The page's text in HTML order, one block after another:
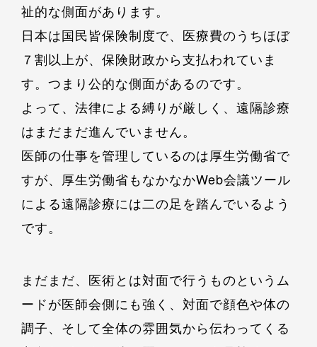
祉的な側面があります。
日本は国民皆保険制度で、医療費のうちほぼ
７割以上が、保険財政から支払われていま
す。つまり公的な側面があるのです。
よって、法律による縛りが厳しく、遠隔診療
はまだまだ進んでいません。
医師の仕事を管理しているのは厚生労働省で
すが、厚生労働省もなかなかWeb会議ツール
による遠隔診療には二の足を踏んでいるよう
です。
まだまだ、医術とは対面で行うものというム
ードが医師会側にも強く、対面で顔色や体の
調子、そして全体の雰囲気から伝わってくる